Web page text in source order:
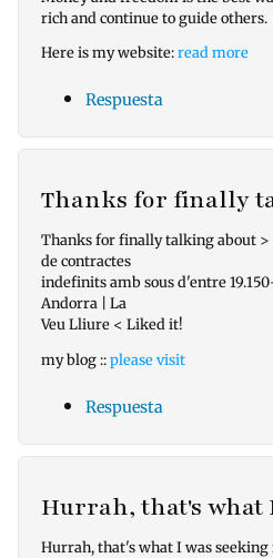
rich and continue to guide others.
Here is my website:read more
Respuesta
Thanks for finally
Thanks for finally talking about >
de contractes
indefinits amb sous d'entre
Andorra | La
Veu Lliure < Liked it!
my blog ::please visit
Respuesta
Hurrah, that's what
Hurrah, that's what I was